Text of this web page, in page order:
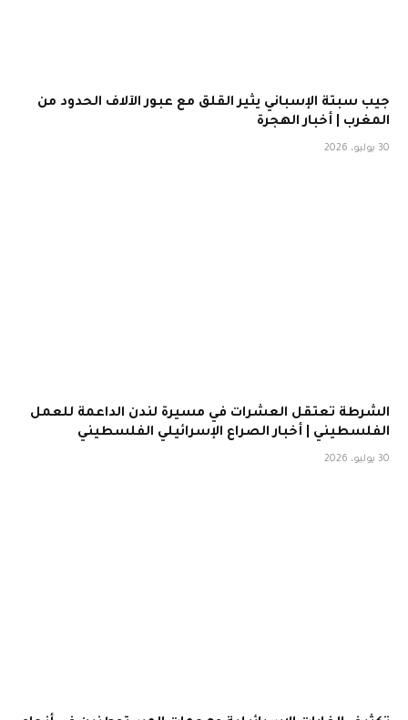
جيب سبتة الإسباني يثير القلق مع عبور الآلاف الحدود من
المغرب | أخبار الهجرة
30 يوليو، 2026
الشرطة تعتقل العشرات في مسيرة لندن الداعمة للعمل
الفلسطيني | أخبار الصراع الإسرائيلي الفلسطيني
30 يوليو، 2026